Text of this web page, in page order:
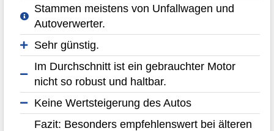
Stammen meistens von Unfallwagen und
Autoverwerter.
Sehr günstig.
Im Durchschnitt ist ein gebrauchter Motor
nicht so robust und haltbar.
Keine Wertsteigerung des Autos
Fazit: Besonders empfehlenswert bei älteren